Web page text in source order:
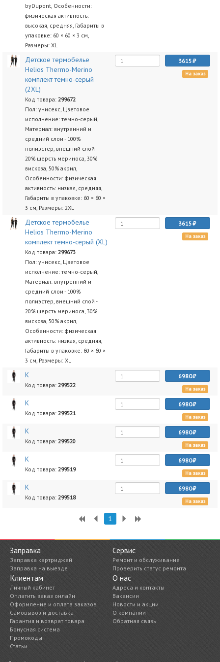
byDupont, Особенности:
физическая активность:
высокая, средняя, Габариты в
упаковке: 60 × 60 × 3 см,
Размеры: XL
Детское термобелье
Helios Thermo-Merino
комплект темно-серый
(2XL)
Код товара: 299672
Пол: унисекс, Цветовое
исполнение: темно-серый,
Материал: внутренний и
средний слои - 100%
полиэстер, внешний слой -
20% шерсть мериноса, 30%
вискоза, 50% акрил,
Особенности: физическая
активность: низкая, средняя,
Габариты в упаковке: 60 × 60 ×
3 см, Размеры: 2XL
3615
На заказ
Детское термобелье
Helios Thermo-Merino
комплект темно-серый (XL)
Код товара: 299673
Пол: унисекс, Цветовое
исполнение: темно-серый,
Материал: внутренний и
средний слои - 100%
полиэстер, внешний слой -
20% шерсть мериноса, 30%
вискоза, 50% акрил,
Особенности: физическая
активность: низкая, средняя,
Габариты в упаковке: 60 × 60 ×
3 см, Размеры: XL
3615
На заказ
К
Код товара: 299522
6980
На заказ
К
Код товара: 299521
6980
На заказ
К
Код товара: 299520
6980
На заказ
К
Код товара: 299519
6980
На заказ
К
Код товара: 299518
6980
На заказ
1
Заправка
Заправка картриджей
Заправка на выезде
Сервис
Ремонт и обслуживание
Проверить статус ремонта
Клиентам
Личный кабинет
Оплатить заказ онлайн
Оформление и оплата заказов
Самовывоз и доставка
Гарантия и возврат товара
Бонусная система
Промокоды
Статьи
О нас
Адреса и контакты
Вакансии
Новости и акции
О компании
Обратная связь